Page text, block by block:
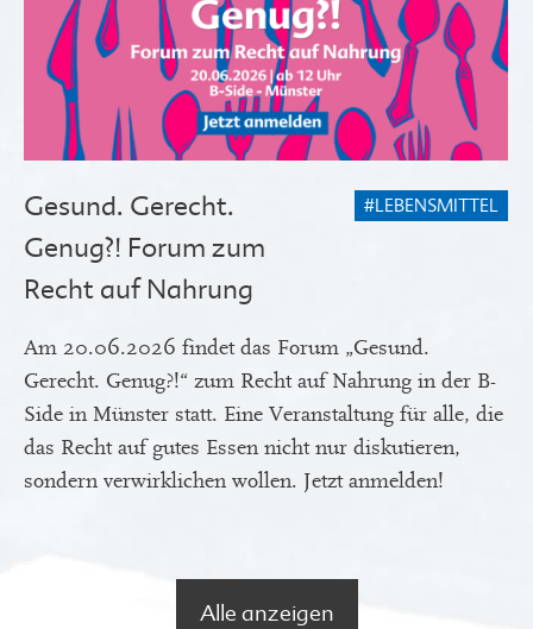
#LEBENSMITTEL
Gesund. Gerecht.
Genug?! Forum zum
Recht auf Nahrung
Am 20.06.2026 findet das Forum „Gesund.
Gerecht. Genug?!“ zum Recht auf Nahrung in der B-
Side in Münster statt. Eine Veranstaltung für alle, die
das Recht auf gutes Essen nicht nur diskutieren,
sondern verwirklichen wollen. Jetzt anmelden!
Alle anzeigen